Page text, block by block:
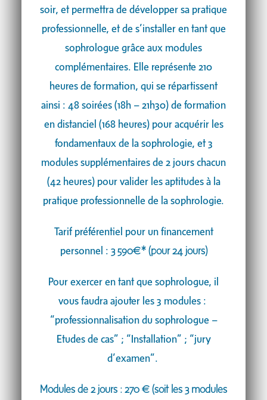
soir, et permettra de développer sa pratique
professionnelle, et de s’installer en tant que
sophrologue grâce aux modules
complémentaires. Elle représente 210
heures de formation, qui se répartissent
ainsi : 48 soirées (18h – 21h30) de formation
en distanciel (168 heures) pour acquérir les
fondamentaux de la sophrologie, et 3
modules supplémentaires de 2 jours chacun
(42 heures) pour valider les aptitudes à la
pratique professionnelle de la sophrologie.
Tarif préférentiel pour un financement
personnel : 3 590€*(pour 24 jours)
Pour exercer en tant que sophrologue, il
vous faudra ajouter les 3 modules :
“professionnalisation du sophrologue –
Etudes de cas” ; “Installation” ; “jury
d’examen”.
Modules de 2 jours : 270 € (soit les 3 modules